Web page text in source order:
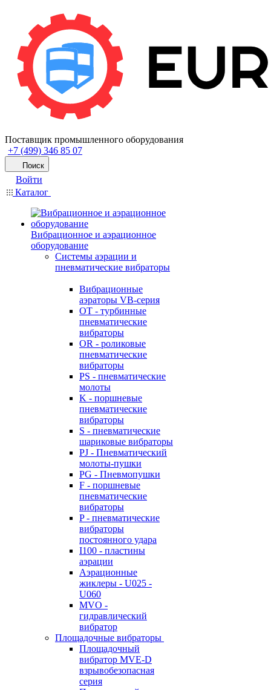
Поставщик промышленного оборудования
+7 (499) 346 85 07
Поиск
Войти
Каталог
Вибрационное и аэрационное
оборудование
Системы аэрации и
пневматические вибраторы
Вибрационные
аэраторы VB-серия
OT - турбинные
пневматические
вибраторы
OR - роликовые
пневматические
вибраторы
PS - пневматические
молоты
K - поршневые
пневматические
вибраторы
S - пневматические
шариковые вибраторы
PJ - Пневматический
молоты-пушки
PG - Пневмопушки
F - поршневые
пневматические
вибраторы
P - пневматические
вибраторы
постоянного удара
I100 - пластины
аэрации
Аэрационные
жиклеры - U025 -
U060
MVO -
гидравлический
вибратор
Площадочные вибраторы
Площадочный
вибратор MVE-D
взрывобезопасная
серия